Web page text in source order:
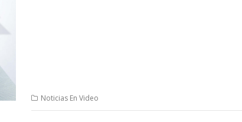
Noticias En Video